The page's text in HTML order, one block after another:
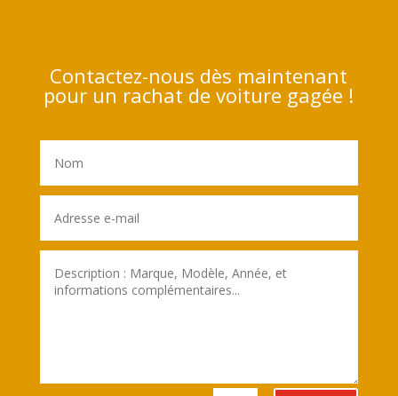
Contactez-nous dès maintenant
pour un rachat de voiture gagée !